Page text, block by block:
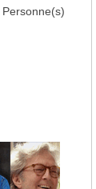
Personne(s)